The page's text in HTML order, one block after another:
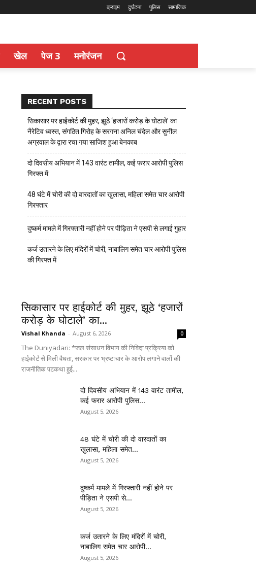
क्राइम दुर्घटना पुलिस सामाजिक
खेल पेज 3 मनोरंजन
RECENT POSTS
सिकासार पर हाईकोर्ट की मुहर, झूठे ‘हजारों करोड़ के घोटाले’ का
नैरेटिव ध्वस्त, संगठित गिरोह के सरगना अनिल चंदेल और सुनील
अग्रवाल के द्वारा रचा गया साजिश हुआ बेनकाब
दो दिवसीय अभियान में 143 वारंट तामील, कई फरार आरोपी पुलिस
गिरफ्त में
48 घंटे में चोरी की दो वारदातों का खुलासा, महिला समेत चार आरोपी
गिरफ्तार
दुष्कर्म मामले में गिरफ्तारी नहीं होने पर पीड़िता ने एसपी से लगाई गुहार
कर्ज उतारने के लिए मंदिरों में चोरी, नाबालिग समेत चार आरोपी पुलिस
की गिरफ्त में
सिकासार पर हाईकोर्ट की मुहर, झूठे ‘हजारों
करोड़ के घोटाले’ का...
Vishal Khanda - August 6, 2026 0
The Duniyadari: *जल संसाधन विभाग की निविदा प्रक्रिया को
हाईकोर्ट से मिली वैधता, सरकार पर भ्रष्टाचार के आरोप लगाने वालों की
राजनीतिक पटकथा हुई...
दो दिवसीय अभियान में 143 वारंट तामील,
कई फरार आरोपी पुलिस...
August 5, 2026
48 घंटे में चोरी की दो वारदातों का
खुलासा, महिला समेत...
August 5, 2026
दुष्कर्म मामले में गिरफ्तारी नहीं होने पर
पीड़िता ने एसपी से...
August 5, 2026
कर्ज उतारने के लिए मंदिरों में चोरी,
नाबालिग समेत चार आरोपी...
August 5, 2026